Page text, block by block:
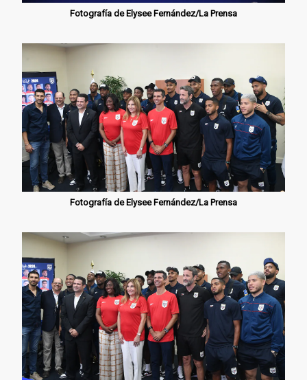
Fotografía de Elysee Fernández/La Prensa
Fotografía de Elysee Fernández/La Prensa